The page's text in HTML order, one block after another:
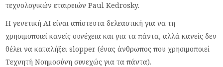
τεχνολογικών εταιρειών Paul Kedrosky.
Η γενετική AI είναι απίστευτα δελεαστική για να τη
χρησιμοποιεί κανείς συνέχεια και για τα πάντα, αλλά κανείς δεν
θέλει να καταλήξει slopper (ένας άνθρωπος που χρησιμοποιεί
Τεχνητή Νοημοσύνη συνεχώς για τα πάντα).